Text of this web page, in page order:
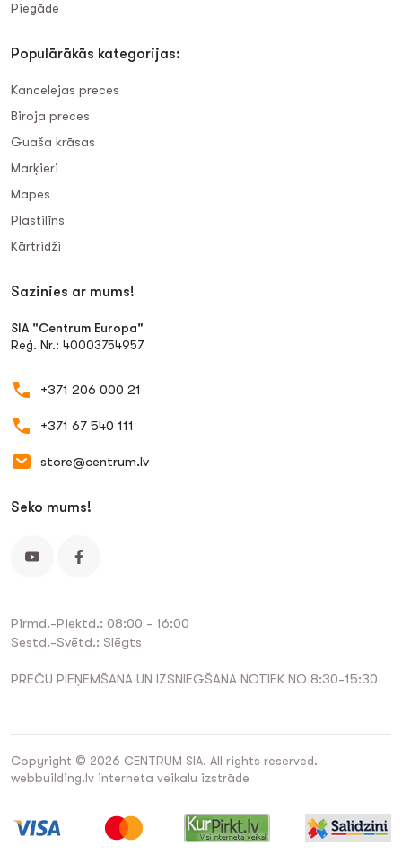
Piegāde
Populārākās kategorijas:
Kancelejas preces
Biroja preces
Guaša krāsas
Marķieri
Mapes
Plastilīns
Kārtridži
Sazinies ar mums!
SIA "Centrum Europa"
Reģ. Nr.: 40003754957
+371 206 000 21
+371 67 540 111
store@centrum.lv
Seko mums!
Pirmd.-Piektd.: 08:00 - 16:00
Sestd.-Svētd.: Slēgts
PREČU PIEŅEMŠANA UN IZSNIEGŠANA NOTIEK NO 8:30-15:30
Copyright © 2026 CENTRUM SIA. All rights reserved.
webbuilding.lv interneta veikalu izstrāde